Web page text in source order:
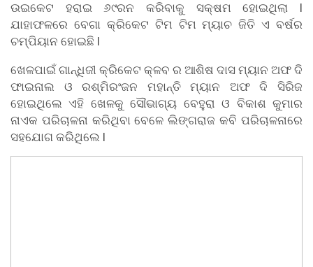
ଉଇକେଟ ହରାଇ ୬୯ରନ କରିବାକୁ ସକ୍ଷମ ହୋଇଥିଲା l
ଯାହାଫଳରେ ବେଗା କ୍ରିକେଟ ଟିମ ଟିମ ମ୍ୟାଚ ଜିତି ଏ ବର୍ଷର
ଚମ୍ପିୟାନ ହୋଇଛି l
ଖେଳପାଇଁ ଗାନ୍ଧିଜୀ କ୍ରିକେଟ କ୍ଳବ ର ଆଶିଷ ଦାସ ମ୍ୟାନ ଅଫ ଦି
ଫାଇନାଲ ଓ ରଶ୍ମିରଂଜନ ମହାନ୍ତି ମ୍ୟାନ ଅଫ ଦି ସିରିଜ
ହୋଇଥିଲେ ଏହି ଖେଳକୁ ସୌଭାଗ୍ୟ ବେହୁରା ଓ ବିକାଶ କୁମାର
ନାଏକ ପରିଚାଳନା କରିଥିବା ବେଳେ ଲିଙ୍ଗରାଜ କବି ପରିଚାଳନାରେ
ସହଯୋଗ କରିଥିଲେ l